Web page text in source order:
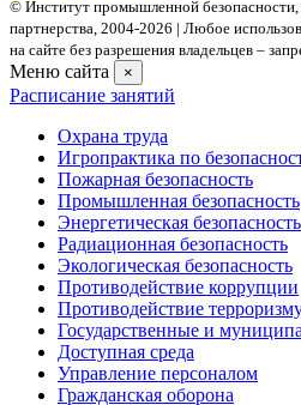
© Институт промышленной безопасности,
партнерства, 2004- 2026 | Любое
на сайте без разрешения владельцев –
Меню сайта ×
Расписание занятий
Охрана труда
Игропрактика по
Пожарная безопасность
Промышленная безопасность
Энергетическая безопасность
Радиационная безопасность
Экологическая безопасность
Противодействие коррупции
Противодействие
Государственные и
Доступная среда
Управление персоналом
Гражданская оборона